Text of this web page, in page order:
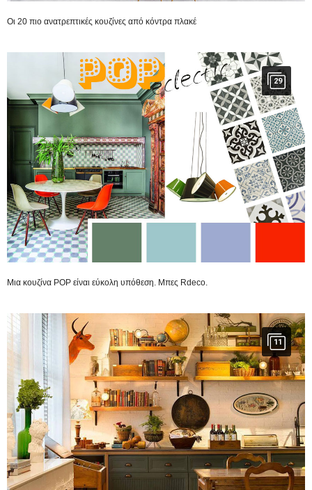
Οι 20 πιο ανατρεπτικές κουζίνες από κόντρα πλακέ
29
Μια κουζίνα POP είναι εύκολη υπόθεση. Μπες Rdeco.
11